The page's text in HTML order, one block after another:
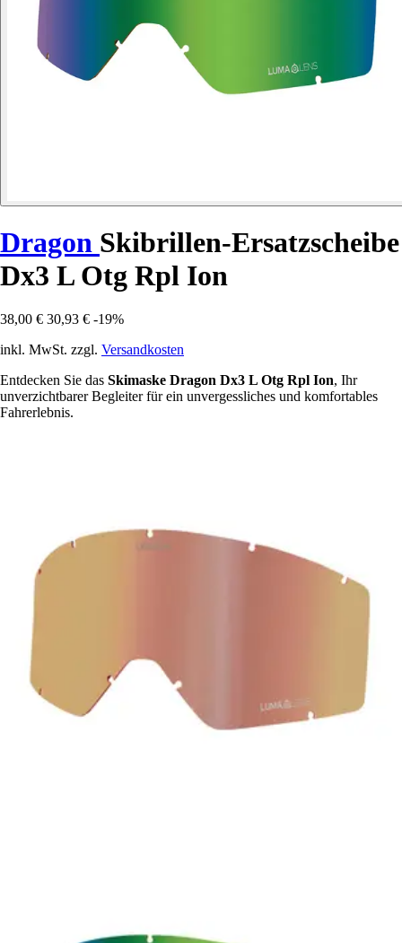
Dragon Skibrillen-Ersatzscheibe
Dx3 L Otg Rpl Ion
38,00 € 30,93 € -19%
inkl. MwSt. zzgl. Versandkosten
Entdecken Sie das Skimaske Dragon Dx3 L Otg Rpl Ion, Ihr
unverzichtbarer Begleiter für ein unvergessliches und komfortables
Fahrerlebnis.